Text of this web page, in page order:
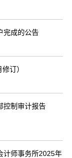
完成的公告
订）
控制审计报告
计师事务所2025年